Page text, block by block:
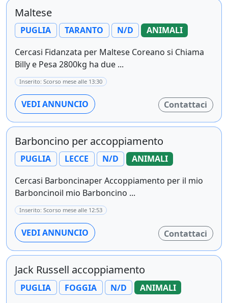
Maltese
PUGLIA TARANTO N/D
ANIMALI
Cercasi Fidanzata per Maltese Coreano si Chiama
Billy e Pesa 2800kg ha due ...
Inserito: Scorso mese alle 13:30
VEDI ANNUNCIO Contattaci
Barboncino per accoppiamento
PUGLIA LECCE N/D
ANIMALI
Cercasi Barboncinaper Accoppiamento per il mio
Barboncinoil mio Barboncino ...
Inserito: Scorso mese alle 12:53
VEDI ANNUNCIO Contattaci
Jack Russell accoppiamento
PUGLIA FOGGIA N/D
ANIMALI